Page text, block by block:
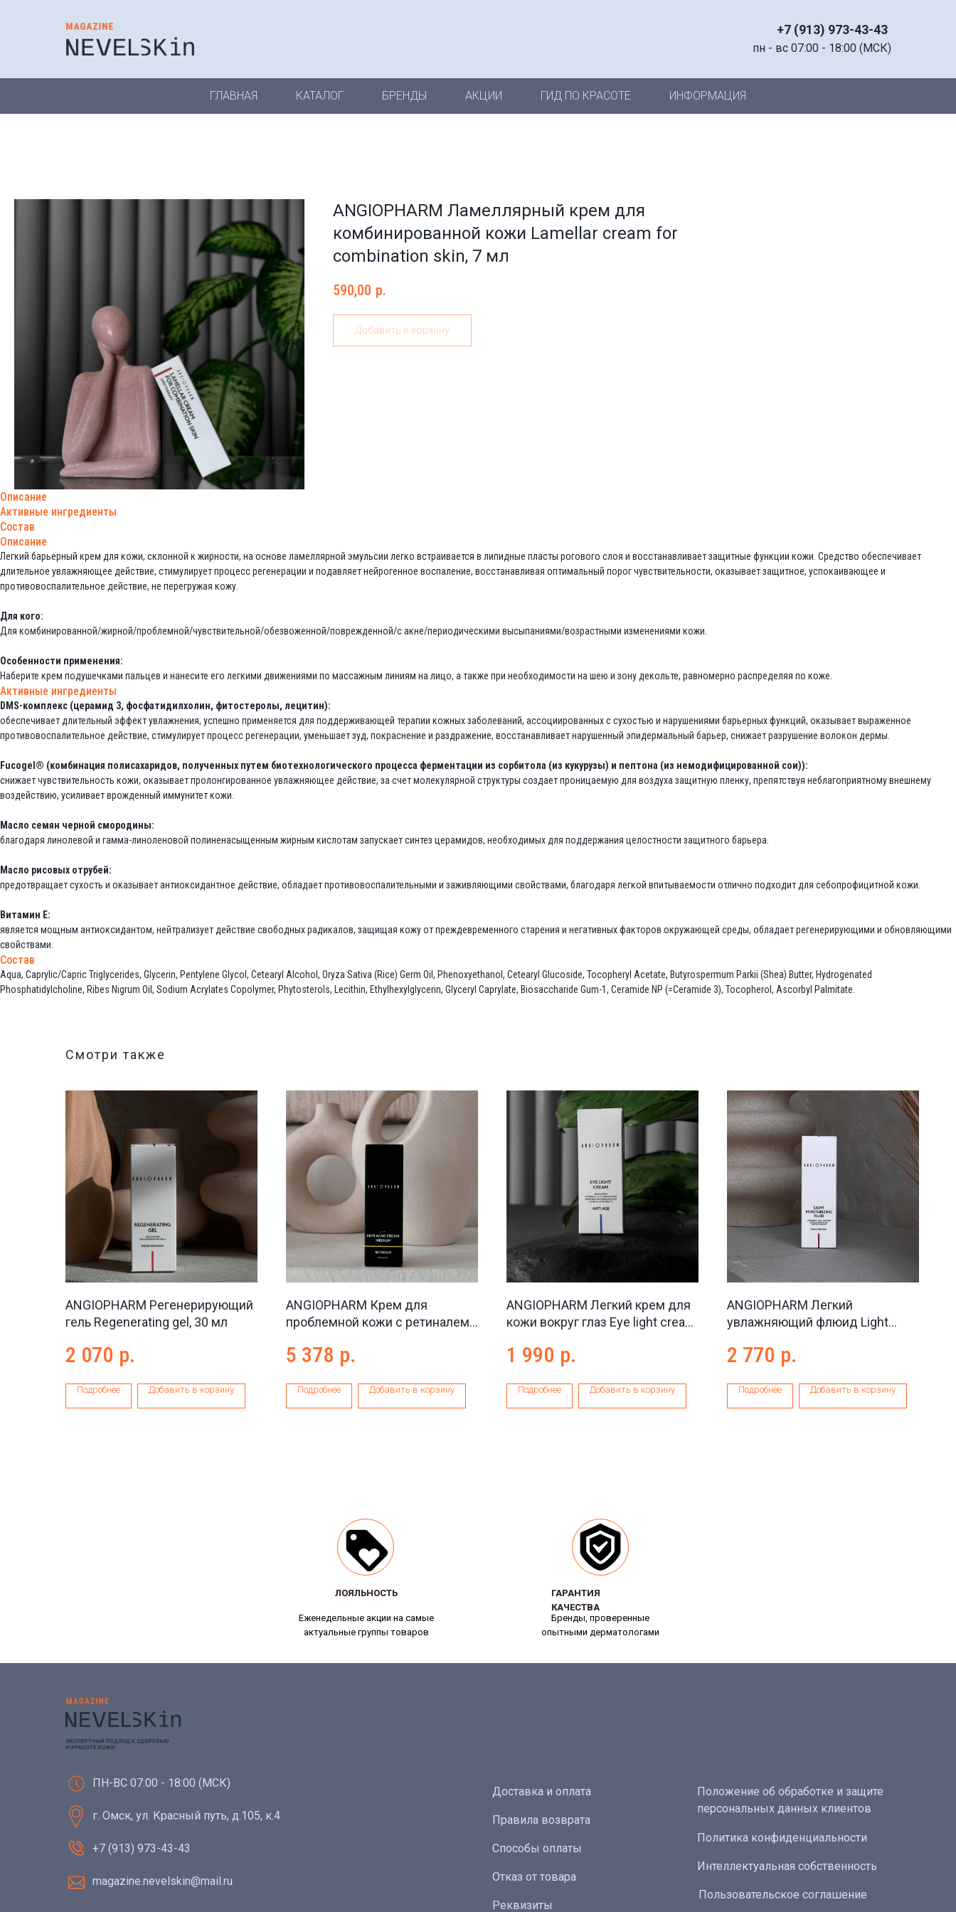
+7 (913) 973-43-43
пн - вс 07:00 - 18:00 (МСК)
ГЛАВНАЯ КАТАЛОГ БРЕНДЫ АКЦИИ ГИД ПО КРАСОТЕ ИНФОРМАЦИЯ
ANGIOPHARM Ламеллярный крем для
комбинированной кожи Lamellar cream for
combination skin, 7 мл
590,00 р.
Добавить в корзину
Описание
Активные ингредиенты
Состав
Описание
Легкий барьерный крем для кожи, склонной к жирности, на основе ламеллярной эмульсии легко встраивается в липидные пласты рогового слоя и восстанавливает защитные функции кожи. Средство обеспечивает
длительное увлажняющее действие, стимулирует процесс регенерации и подавляет нейрогенное воспаление, восстанавливая оптимальный порог чувствительности, оказывает защитное, успокаивающее и
противовоспалительное действие, не перегружая кожу.
Для кого:
Для комбинированной/жирной/проблемной/чувствительной/обезвоженной/поврежденной/с акне/периодическими высыпаниями/возрастными изменениями кожи.
Особенности применения:
Наберите крем подушечками пальцев и нанесите его легкими движениями по массажным линиям на лицо, а также при необходимости на шею и зону декольте, равномерно распределяя по коже.
Активные ингредиенты
DMS-комплекс (церамид 3, фосфатидилхолин, фитостеролы, лецитин):
обеспечивает длительный эффект увлажнения, успешно применяется для поддерживающей терапии кожных заболеваний, ассоциированных с сухостью и нарушениями барьерных функций, оказывает выраженное
противовоспалительное действие, стимулирует процесс регенерации, уменьшает зуд, покраснение и раздражение, восстанавливает нарушенный эпидермальный барьер, снижает разрушение волокон дермы.
Fucogel® (комбинация полисахаридов, полученных путем биотехнологического процесса ферментации из сорбитола (из кукурузы) и пептона (из немодифицированной сои)):
снижает чувствительность кожи, оказывает пролонгированное увлажняющее действие, за счет молекулярной структуры создает проницаемую для воздуха защитную пленку, препятствуя неблагоприятному внешнему
воздействию, усиливает врожденный иммунитет кожи.
Масло семян черной смородины:
благодаря линолевой и гамма-линоленовой полиненасыщенным жирным кислотам запускает синтез церамидов, необходимых для поддержания целостности защитного барьера.
Масло рисовых отрубей:
предотвращает сухость и оказывает антиоксидантное действие, обладает противовоспалительными и заживляющими свойствами, благодаря легкой впитываемости отлично подходит для себопрофицитной кожи.
Витамин Е:
является мощным антиоксидантом, нейтрализует действие свободных радикалов, защищая кожу от преждевременного старения и негативных факторов окружающей среды, обладает регенерирующими и обновляющими
свойствами.
Состав
Aqua, Caprylic/Capric Triglycerides, Glycerin, Pentylene Glycol, Cetearyl Alcohol, Oryza Sativa (Rice) Germ Oil, Рhenoxyethanol, Cetearyl Glucoside, Tocopheryl Acetate, Butyrospermum Parkii (Shea) Butter, Hydrogenated
Phosphatidylcholine, Ribes Nigrum Oil, Sodium Acrylates Copolymer, Phytosterols, Lecithin, Ethylhexylglycerin, Glyceryl Caprylate, Biosaccharide Gum-1, Ceramide NP (=Ceramide 3), Tocopherol, Ascorbyl Palmitate.
Смотри также
ANGIOPHARM Регенерирующий
гель Regenerating gel, 30 мл
2 070 р.
Подробнее Добавить в корзину
ANGIOPHARM Крем для
проблемной кожи с ретиналем
5 378 р.
Подробнее Добавить в корзину
ANGIOPHARM Легкий крем для
кожи вокруг глаз Eye light cream
1 990 р.
Подробнее Добавить в корзину
ANGIOPHARM Легкий
увлажняющий флюид Light
2 770 р.
Подробнее Добавить в корзину
Еженедельные акции на самые
актуальные группы товаров
ЛОЯЛЬНОСТЬ
ЛОЯЛЬНОСТЬ
Бренды, проверенные
опытными дерматологами
ГАРАНТИЯ
КАЧЕСТВА
ГАРАНТИЯ
КАЧЕСТВА
г. Омск, ул. Красный путь, д.105, к.4
+7 (913) 973-43-43
magazine.nevelskin@mail.ru
Политика конфиденциальности
Отказ от товара
Пользовательское соглашение
Реквизиты
Способы оплаты
Положение об обработке и защите
персональных данных клиентов
Интеллектуальная собственность
Доставка и оплата
Правила возврата
ПН-ВС 07:00 - 18:00 (МСК)